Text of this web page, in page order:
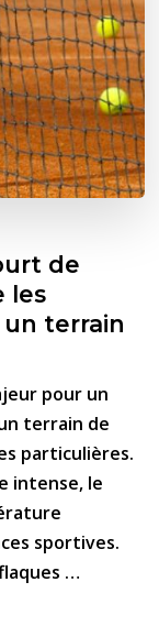
de
les
terrain
pour un
terrain de
particulières.
intense, le
sportives.
…